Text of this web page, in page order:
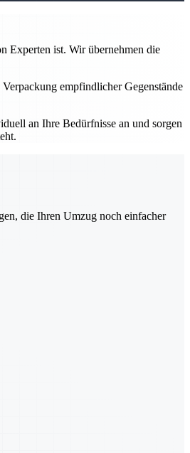
Experten ist. Wir übernehmen die
empfindlicher Gegenstände
an Ihre Bedürfnisse an und sorgen
die Ihren Umzug noch einfacher